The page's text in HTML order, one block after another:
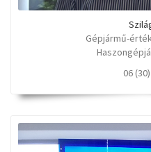
Gépjármű-
06